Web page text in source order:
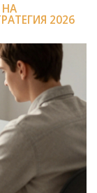
2026